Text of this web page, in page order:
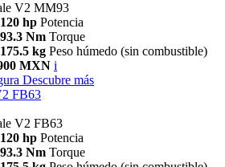
V2 MM93
120 hp Potencia
93.3 Nm Torque
175.5 kg Peso húmedo (sin combustible)
MXN i
Descubre más
FB63
V2 FB63
120 hp Potencia
93.3 Nm Torque